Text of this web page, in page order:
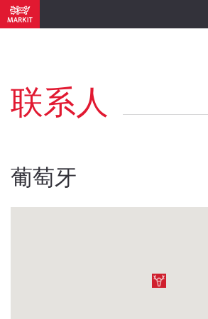
联系人
葡萄牙